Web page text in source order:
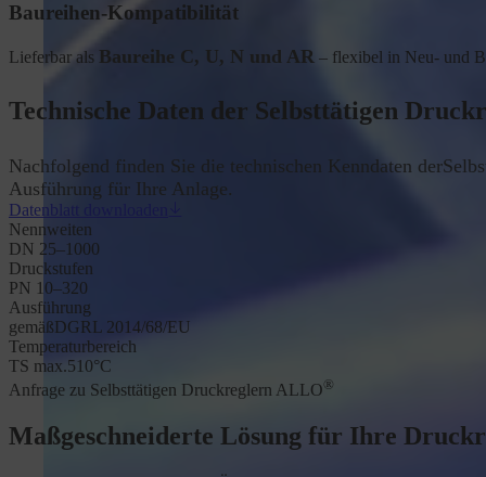
Baureihen-Kompatibilität
Lieferbar als Baureihe C, U, N und AR – flexibel in Neu- und
Technische Daten der Selbsttätigen
Nachfolgend finden Sie die technischen Kenndaten
Ausführung für Ihre Anlage.
Datenblatt downloaden
Nennweiten
DN 25–1000
Druckstufen
PN 10–320
Ausführung
gemäßDGRL 2014/68/EU
Temperaturbereich
TS max.510°C
Anfrage zu Selbsttätigen Druckreglern ALLO®
Maßgeschneiderte Lösung für Ihre